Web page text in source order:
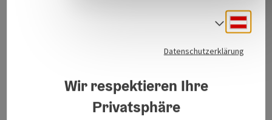
Datenschutzerklärung
Wir respektieren Ihre
Privatsphäre